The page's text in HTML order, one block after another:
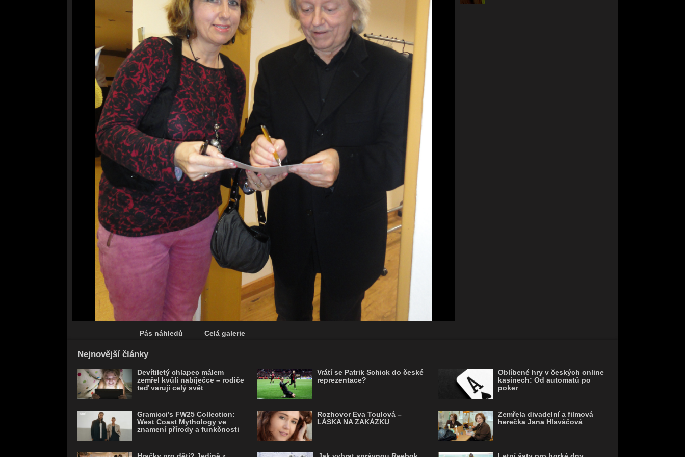
Pás náhledů Celá galerie
Nejnovější články
Devítiletý chlapec málem
zemřel kvůli nabíječce – rodiče
teď varují celý svět
Gramicci’s FW25 Collection:
West Coast Mythology ve
znamení přírody a funkčnosti
Vrátí se Patrik Schick do české
reprezentace?
Rozhovor Eva Toulová –
LÁSKA NA ZAKÁZKU
Oblíbené hry v českých online
kasinech: Od automatů po
poker
Zemřela divadelní a filmová
herečka Jana Hlaváčová